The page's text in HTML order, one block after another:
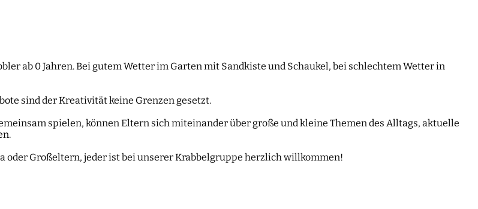
ab 0 Jahren. Bei gutem Wetter im Garten mit Sandkiste und Schaukel, bei schlechtem Wetter in
sind der Kreativität keine Grenzen gesetzt.
spielen, können Eltern sich miteinander über große und kleine Themen des Alltags, aktuelle
Großeltern, jeder ist bei unserer Krabbelgruppe herzlich willkommen!